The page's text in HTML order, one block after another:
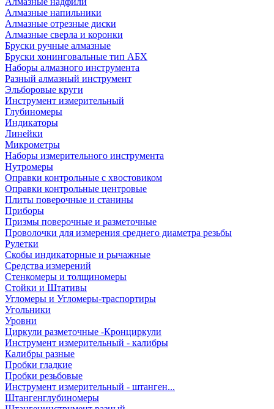
Алмазные напильники
Алмазные отрезные диски
Алмазные сверла и коронки
Бруски ручные алмазные
Бруски хонинговальные тип АБХ
Наборы алмазного инструмента
Разный алмазный инструмент
Эльборовые круги
Инструмент измерительный
Глубиномеры
Индикаторы
Линейки
Микрометры
Наборы измерительного инструмента
Нутромеры
Оправки контрольные с хвостовиком
Оправки контрольные центровые
Плиты поверочные и станины
Приборы
Призмы поверочные и разметочные
Проволочки для измерения среднего диаметра резьбы
Рулетки
Скобы индикаторные и рычажные
Средства измерений
Стенкомеры и толщиномеры
Стойки и Штативы
Угломеры и Угломеры-траспортиры
Угольники
Уровни
Циркули разметочные -Кронциркули
Инструмент измерительный - калибры
Калибры разные
Пробки гладкие
Пробки резьбовые
Инструмент измерительный - штанген...
Штангенглубиномеры